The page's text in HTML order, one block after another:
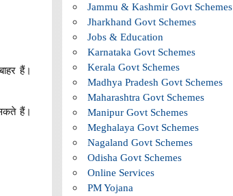
हैं।
हैं।
Jammu & Kashmir Govt Schemes
Jharkhand Govt Schemes
Jobs & Education
Karnataka Govt Schemes
Kerala Govt Schemes
Madhya Pradesh Govt Schemes
Maharashtra Govt Schemes
Manipur Govt Schemes
Meghalaya Govt Schemes
Nagaland Govt Schemes
Odisha Govt Schemes
Online Services
PM Yojana